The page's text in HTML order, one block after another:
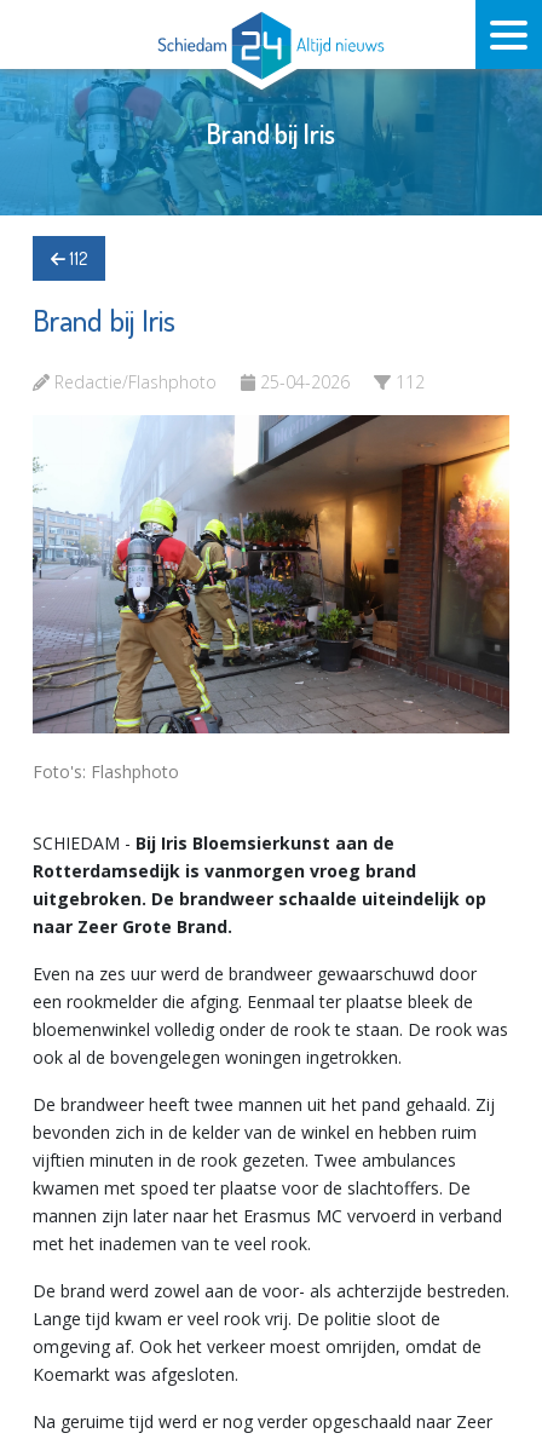
Brand bij Iris
112
Brand bij Iris
Redactie/Flashphoto 25-04-2026 112
Foto's: Flashphoto
SCHIEDAM - Bij Iris Bloemsierkunst aan de
Rotterdamsedijk is vanmorgen vroeg brand
uitgebroken. De brandweer schaalde uiteindelijk op
naar Zeer Grote Brand.
Even na zes uur werd de brandweer gewaarschuwd door
een rookmelder die afging. Eenmaal ter plaatse bleek de
bloemenwinkel volledig onder de rook te staan. De rook was
ook al de bovengelegen woningen ingetrokken.
De brandweer heeft twee mannen uit het pand gehaald. Zij
bevonden zich in de kelder van de winkel en hebben ruim
vijftien minuten in de rook gezeten. Twee ambulances
kwamen met spoed ter plaatse voor de slachtoffers. De
mannen zijn later naar het Erasmus MC vervoerd in verband
met het inademen van te veel rook.
De brand werd zowel aan de voor- als achterzijde bestreden.
Lange tijd kwam er veel rook vrij. De politie sloot de
omgeving af. Ook het verkeer moest omrijden, omdat de
Koemarkt was afgesloten.
Na geruime tijd werd er nog verder opgeschaald naar Zeer